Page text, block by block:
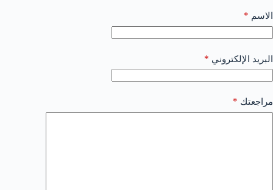
الاسم *
البريد الإلكتروني *
مراجعتك *